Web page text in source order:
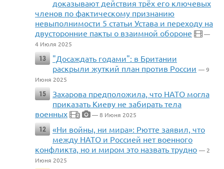
доказывают действия трёх его ключевых
членов по фактическому признанию
невыполнимости 5 статьи Устава и переходу на
двусторонние пакты о взаимной обороне
—
4 Июля 2025
13
"Досаждать годами": в Британии
раскрыли жуткий план против России — 9
Июня 2025
15
Захарова предположила, что НАТО могла
приказать Киеву не забирать тела
военных
2
— 8 Июня 2025
12
«Ни войны, ни мира»: Рютте заявил, что
между НАТО и Россией нет военного
конфликта, но и миром это назвать трудно — 2
Июня 2025